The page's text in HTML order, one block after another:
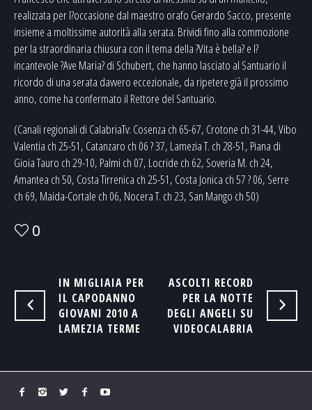
realizzata per l?occasione dal maestro orafo Gerardo Sacco, presente
insieme a moltissime autorità alla serata. Brividi fino alla commozione
per la straordinaria chiusura con il tema della ?Vita è bella? e l?
incantevole ?Ave Maria? di Schubert, che hanno lasciato al Santuario il
ricordo di una serata davvero eccezionale, da ripetere già il prossimo
anno, come ha confermato il Rettore del Santuario.
(Canali regionali di CalabriaTv: Cosenza ch 65-67, Crotone ch 31-44, Vibo
Valentia ch 25-51, Catanzaro ch 06 ? 37, Lamezia T. ch 28-51, Piana di
Gioia Tauro ch 29-10, Palmi ch 07, Locride ch 62, Soveria M. ch 24,
Amantea ch 50, Costa Tirrenica ch 25-51, Costa Jonica ch 57 ? 06, Serre
ch 69, Maida-Cortale ch 06, Nocera T. ch 23, San Mango ch 50)
0
IN MIGLIAIA PER
IL CAPODANNO
GIOVANI 2010 A
LAMEZIA TERME
ASCOLTI RECORD
PER LA NOTTE
DEGLI ANGELI SU
VIDEOCALABRIA